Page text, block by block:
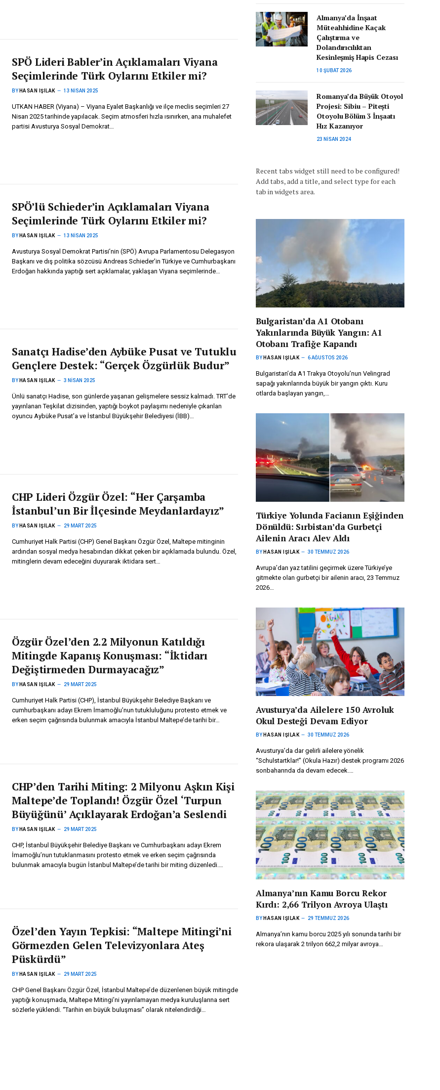
SPÖ Lideri Babler’in Açıklamaları Viyana
Seçimlerinde Türk Oylarını Etkiler mi?
BY HASAN IŞILAK 13 NISAN 2025
UTKAN HABER (Viyana) – Viyana Eyalet Başkanlığı ve ilçe meclis seçimleri 27
Nisan 2025 tarihinde yapılacak. Seçim atmosferi hızla ısınırken, ana muhalefet
partisi Avusturya Sosyal Demokrat…
SPÖ’lü Schieder’in Açıklamaları Viyana
Seçimlerinde Türk Oylarını Etkiler mi?
BY HASAN IŞILAK 13 NISAN 2025
Avusturya Sosyal Demokrat Partisi’nin (SPÖ) Avrupa Parlamentosu Delegasyon
Başkanı ve dış politika sözcüsü Andreas Schieder’in Türkiye ve Cumhurbaşkanı
Erdoğan hakkında yaptığı sert açıklamalar, yaklaşan Viyana seçimlerinde…
Sanatçı Hadise’den Aybüke Pusat ve Tutuklu
Gençlere Destek: “Gerçek Özgürlük Budur”
BY HASAN IŞILAK 3 NISAN 2025
Ünlü sanatçı Hadise, son günlerde yaşanan gelişmelere sessiz kalmadı. TRT’de
yayınlanan Teşkilat dizisinden, yaptığı boykot paylaşımı nedeniyle çıkarılan
oyuncu Aybüke Pusat’a ve İstanbul Büyükşehir Belediyesi (İBB)…
CHP Lideri Özgür Özel: “Her Çarşamba
İstanbul’un Bir İlçesinde Meydanlardayız”
BY HASAN IŞILAK 29 MART 2025
Cumhuriyet Halk Partisi (CHP) Genel Başkanı Özgür Özel, Maltepe mitinginin
ardından sosyal medya hesabından dikkat çeken bir açıklamada bulundu. Özel,
mitinglerin devam edeceğini duyurarak iktidara sert…
Özgür Özel’den 2.2 Milyonun Katıldığı
Mitingde Kapanış Konuşması: “İktidarı
Değiştirmeden Durmayacağız”
BY HASAN IŞILAK 29 MART 2025
Cumhuriyet Halk Partisi (CHP), İstanbul Büyükşehir Belediye Başkanı ve
cumhurbaşkanı adayı Ekrem İmamoğlu’nun tutukluluğunu protesto etmek ve
erken seçim çağrısında bulunmak amacıyla İstanbul Maltepe’de tarihi bir…
CHP’den Tarihi Miting: 2 Milyonu Aşkın Kişi
Maltepe’de Toplandı! Özgür Özel ‘Turpun
Büyüğünü’ Açıklayarak Erdoğan’a Seslendi
BY HASAN IŞILAK 29 MART 2025
CHP, İstanbul Büyükşehir Belediye Başkanı ve Cumhurbaşkanı adayı Ekrem
İmamoğlu’nun tutuklanmasını protesto etmek ve erken seçim çağrısında
bulunmak amacıyla bugün İstanbul Maltepe’de tarihi bir miting düzenledi.…
Özel’den Yayın Tepkisi: “Maltepe Mitingi’ni
Görmezden Gelen Televizyonlara Ateş
Püskürdü”
BY HASAN IŞILAK 29 MART 2025
CHP Genel Başkanı Özgür Özel, İstanbul Maltepe’de düzenlenen büyük mitingde
yaptığı konuşmada, Maltepe Mitingi’ni yayınlamayan medya kuruluşlarına sert
sözlerle yüklendi. “Tarihin en büyük buluşması” olarak nitelendirdiği…
Almanya’da İnşaat
Müteahhidine Kaçak
Çalıştırma ve
Dolandırıcılıktan
Kesinleşmiş Hapis Cezası
10 ŞUBAT 2026
Romanya’da Büyük Otoyol
Projesi: Sibiu – Pitești
Otoyolu Bölüm 3 İnşaatı
Hız Kazanıyor
23 NISAN 2024
Recent tabs widget still need to be configured!
Add tabs, add a title, and select type for each
tab in widgets area.
Bulgaristan’da A1 Otobanı
Yakınlarında Büyük Yangın: A1
Otobanı Trafiğe Kapandı
BY HASAN IŞILAK 6 AĞUSTOS 2026
Bulgaristan’da A1 Trakya Otoyolu’nun Velingrad
sapağı yakınlarında büyük bir yangın çıktı. Kuru
otlarda başlayan yangın,…
Türkiye Yolunda Facianın Eşiğinden
Dönüldü: Sırbistan’da Gurbetçi
Ailenin Aracı Alev Aldı
BY HASAN IŞILAK 30 TEMMUZ 2026
Avrupa’dan yaz tatilini geçirmek üzere Türkiye’ye
gitmekte olan gurbetçi bir ailenin aracı, 23 Temmuz
2026…
Avusturya’da Ailelere 150 Avroluk
Okul Desteği Devam Ediyor
BY HASAN IŞILAK 30 TEMMUZ 2026
Avusturya’da dar gelirli ailelere yönelik
“Schulstartklar!” (Okula Hazır) destek programı 2026
sonbaharında da devam edecek.…
Almanya’nın Kamu Borcu Rekor
Kırdı: 2,66 Trilyon Avroya Ulaştı
BY HASAN IŞILAK 29 TEMMUZ 2026
Almanya’nın kamu borcu 2025 yılı sonunda tarihi bir
rekora ulaşarak 2 trilyon 662,2 milyar avroya…